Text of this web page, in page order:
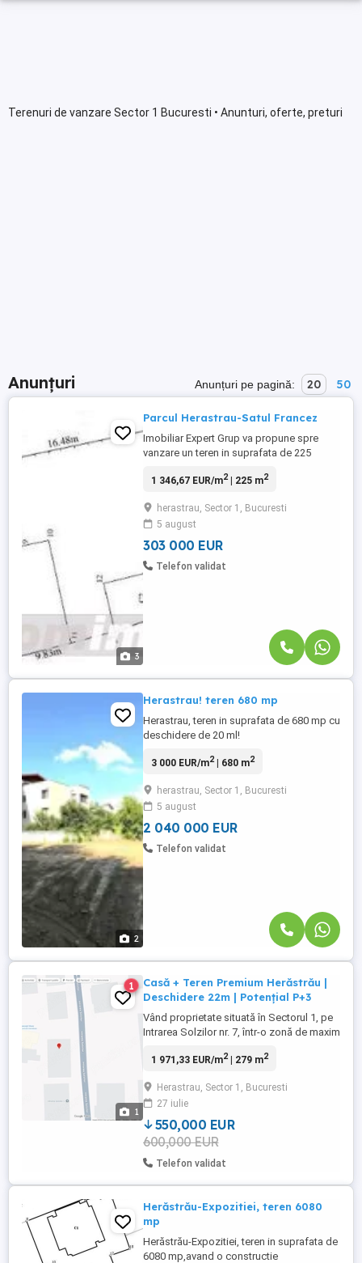
Terenuri de vanzare Sector 1 Bucuresti • Anunturi, oferte, preturi
Anunțuri Anunțuri pe pagină: 20 50
3
Parcul Herastrau-Satul Francez
Imobiliar Expert Grup va propune spre
vanzare un teren in suprafata de 225
teren se poate construi o vila,terenul
CUT 1.3, POT 45%.
1 346,67 EUR/m2| 225 m2
herastrau, Sector 1, Bucuresti
5 august
303 000 EUR
Telefon validat
2
Herastrau! teren 680 mp
Herastrau, teren in suprafata de 680 mp cu
deschidere de 20 ml!
3 000 EUR/m2| 680 m2
herastrau, Sector 1, Bucuresti
5 august
2 040 000 EUR
Telefon validat
1
1
Casă + Teren Premium Herăstrău |
Deschidere 22m | Potențial P+3
Vând proprietate situată în Sectorul 1, pe
Intrarea Solzilor nr. 7, într-o zonă de maxim
oferă un echilibru excelent între o
investiție, fiind potrivită atât pentru locuire,
cât și pentru dezvoltare. Proprietatea este
...
1 971,33 EUR/m2| 279 m2
Herastrau, Sector 1, Bucuresti
27 iulie
550,000 EUR
600,000 EUR
Telefon validat
Herăstrău-Expozitiei, teren 6080
mp
Herăstrău-Expozitiei, teren in suprafata de
6080 mp,avand o constructie